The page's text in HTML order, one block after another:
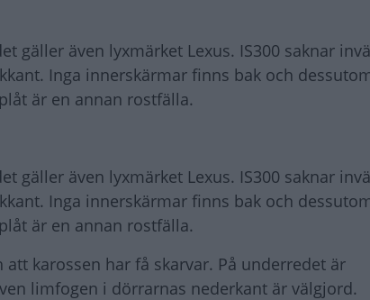
gäller även lyxmärket Lexus. IS300 saknar
Inga innerskärmar finns bak och
är en annan rostfälla.
gäller även lyxmärket Lexus. IS300 saknar
Inga innerskärmar finns bak och
är en annan rostfälla.
karossen har få skarvar. På underredet är
limfogen i dörrarnas nederkant är välgjord.